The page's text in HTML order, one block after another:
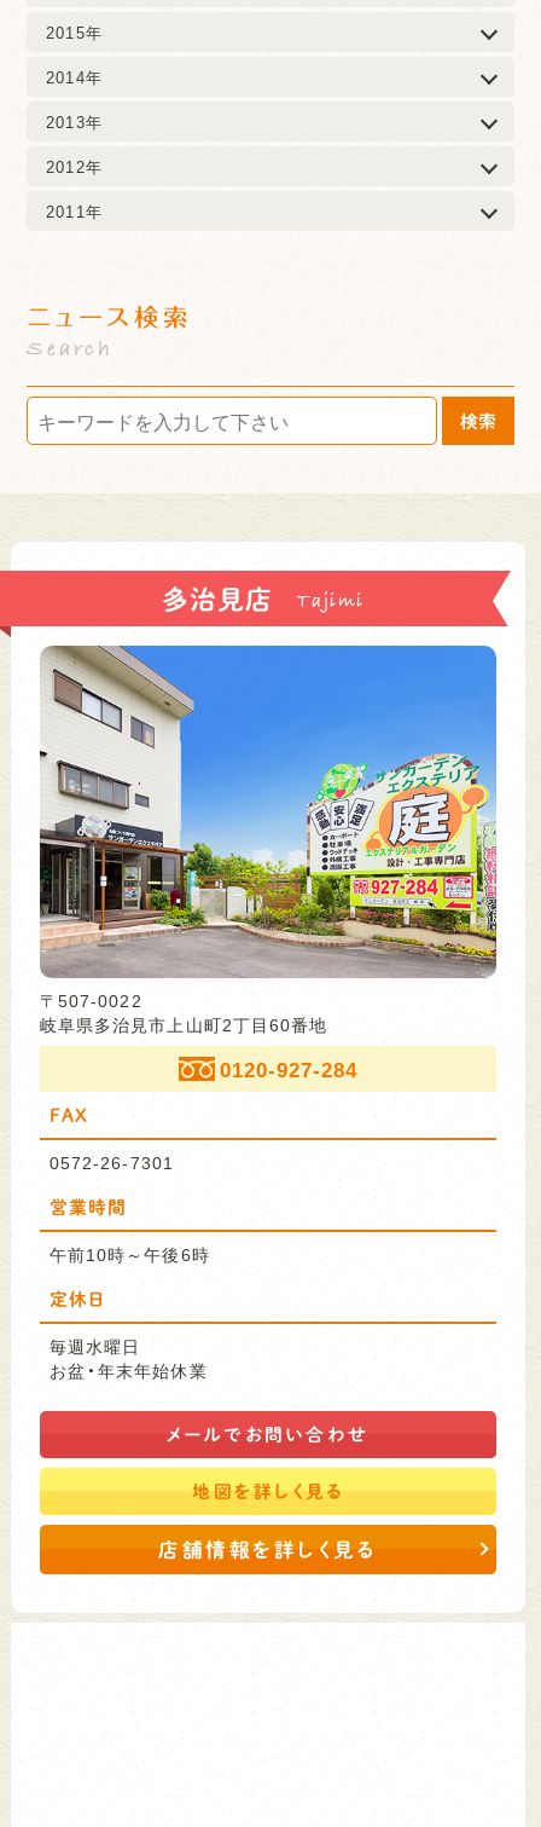
2015年
2014年
2013年
2012年
2011年
ニュース検索
Search
検索
多治見店
〒507-0022
岐阜県多治見市上山町2丁目60番地
0120-927-284
FAX
0572-26-7301
営業時間
午前10時～午後6時
定休日
毎週水曜日
お盆・年末年始休業
メールで お問い合わせ
地図を詳しく見る
店舗情報を詳しく見る